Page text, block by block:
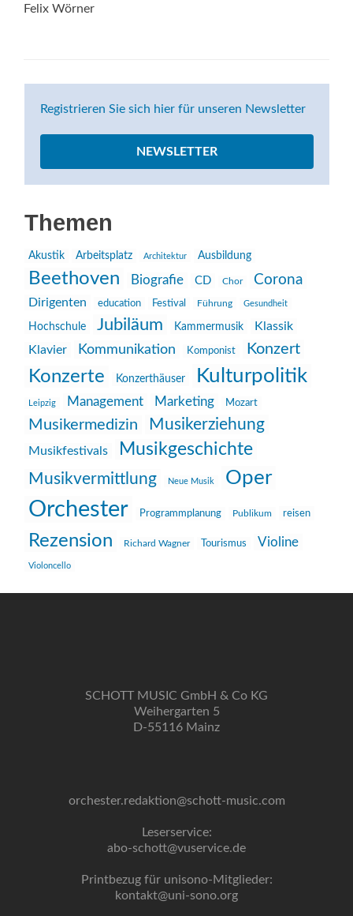
Felix Wörner
Registrieren Sie sich hier für unseren Newsletter
NEWSLETTER
Themen
Akustik Arbeitsplatz Architektur Ausbildung
Beethoven Biografie CD Chor Corona
Dirigenten education Festival Führung Gesundheit
Hochschule Jubiläum Kammermusik
Klassik
Klavier
Kommunikation Komponist Konzert
Konzerte Konzerthäuser Kulturpolitik
Leipzig Management Marketing Mozart
Musikermedizin Musikerziehung
Musikfestivals Musikgeschichte
Musikvermittlung Neue Musik Oper
Orchester Programmplanung Publikum reisen
Rezension Richard Wagner Tourismus Violine
Violoncello
SCHOTT MUSIC GmbH & Co KG
Weihergarten 5
D-55116 Mainz
orchester.redaktion@schott-music.com
Leserservice:
abo-schott@vuservice.de
Printbezug für unisono-Mitglieder:
kontakt@uni-sono.org